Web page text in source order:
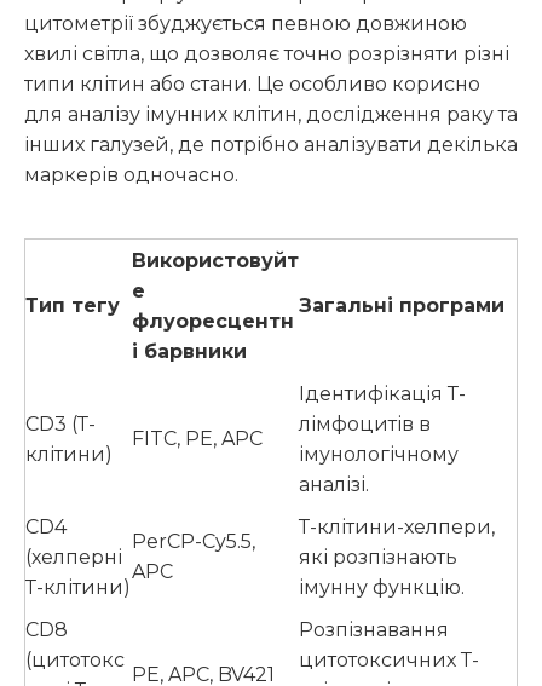
цитометрії збуджується певною довжиною
хвилі світла, що дозволяє точно розрізняти різні
типи клітин або стани. Це особливо корисно
для аналізу імунних клітин, дослідження раку та
інших галузей, де потрібно аналізувати декілька
маркерів одночасно.
Тип тегу
Використовуйт
е
флуоресцентн
і барвники
Загальні програми
CD3 (Т-
клітини)
FITC, PE, APC
Ідентифікація Т-
лімфоцитів в
імунологічному
аналізі.
CD4
(хелперні
Т-клітини)
PerCP-Cy5.5,
APC
Т-клітини-хелпери,
які розпізнають
імунну функцію.
CD8
(цитотокс
PE, APC, BV421
Розпізнавання
цитотоксичних Т-